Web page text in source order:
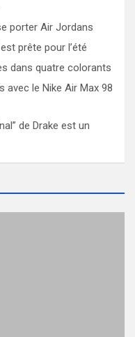
porter Air Jordans
prête pour l’été
dans quatre colorants
avec le Nike Air Max 98
de Drake est un